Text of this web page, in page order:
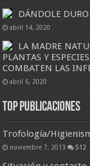
DÁNDOLE
abril 14, 2020
LA MADRE
PLANTAS Y
COMBATEN LAS
abril 6, 2020
Top Publicaciones
Trofología/
noviembre 7, 2013 512